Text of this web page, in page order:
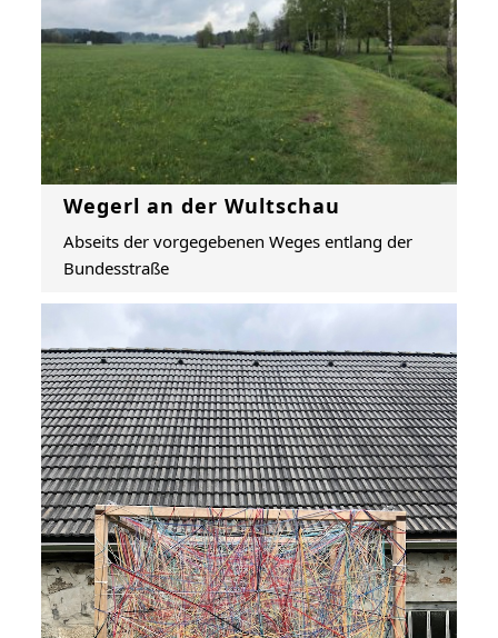
Wegerl an der Wultschau
Abseits der vorgegebenen Weges entlang der
Bundesstraße